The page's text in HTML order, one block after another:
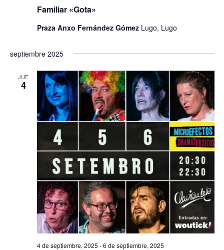
Familiar «Gota»
Praza Anxo Fernández Gómez Lugo, Lugo
septiembre 2025
JUE
4
4 de septiembre, 2025 -6 de septiembre, 2025